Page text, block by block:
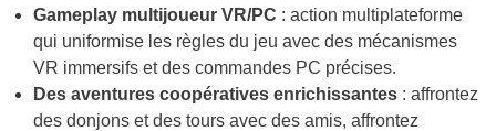
Gameplay multijoueur VR/PC : action multiplateforme
qui uniformise les règles du jeu avec des mécanismes
VR immersifs et des commandes PC précises.
Des aventures coopératives enrichissantes : affrontez
des donjons et des tours avec des amis, affrontez